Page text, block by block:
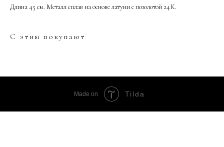
Длина 45 см. Металл сплав на основе латуни с позолотой 24К.
С этим покупают
Made on Tilda